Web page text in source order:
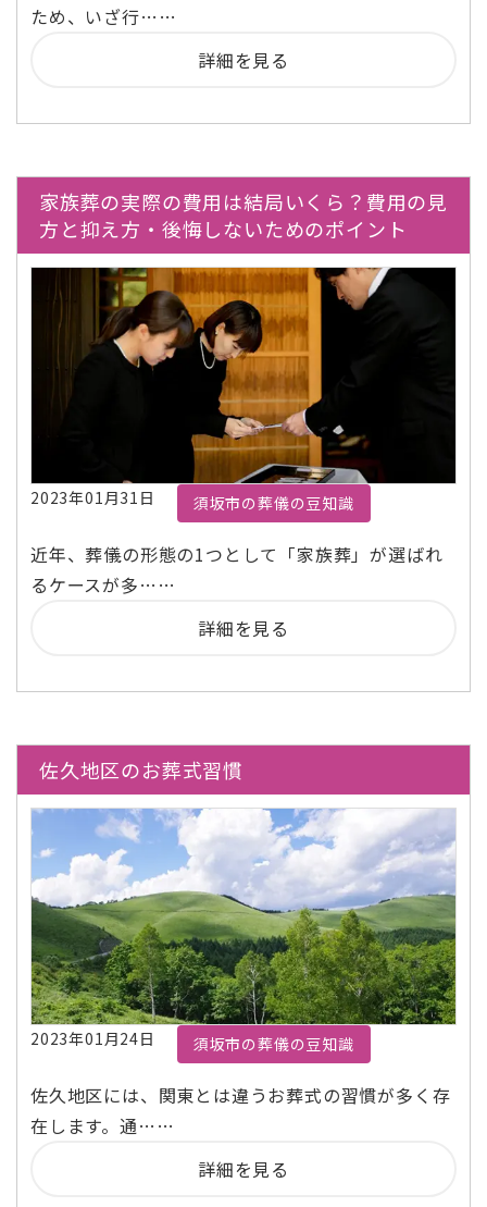
ため、いざ行……
詳細を見る
家族葬の実際の費用は結局いくら？費用の見
方と抑え方・後悔しないためのポイント
2023年01月31日 須坂市の葬儀の豆知識
近年、葬儀の形態の1つとして「家族葬」が選ばれ
るケースが多……
詳細を見る
佐久地区のお葬式習慣
2023年01月24日 須坂市の葬儀の豆知識
佐久地区には、関東とは違うお葬式の習慣が多く存
在します。通……
詳細を見る